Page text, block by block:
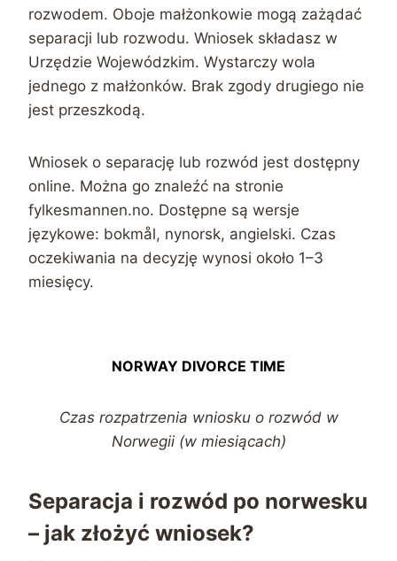
rozwodem. Oboje małżonkowie mogą zażądać
separacji lub rozwodu. Wniosek składasz w
Urzędzie Wojewódzkim. Wystarczy wola
jednego z małżonków. Brak zgody drugiego nie
jest przeszkodą.
Wniosek o separację lub rozwód jest dostępny
online. Można go znaleźć na stronie
fylkesmannen.no. Dostępne są wersje
językowe: bokmål, nynorsk, angielski. Czas
oczekiwania na decyzję wynosi około 1–3
miesięcy.
NORWAY DIVORCE TIME
Czas rozpatrzenia wniosku o rozwód w
Norwegii (w miesiącach)
Separacja i rozwód po norwesku
– jak złożyć wniosek?